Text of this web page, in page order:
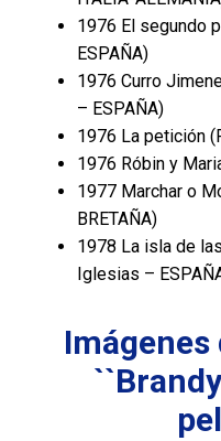
1976 El segundo
ESPAÑA)
1976 Curro
– ESPAÑA)
1976 La petición
1976 Róbin y
1977 Marchar o
BRETAÑA)
1978 La isla de
Iglesias –